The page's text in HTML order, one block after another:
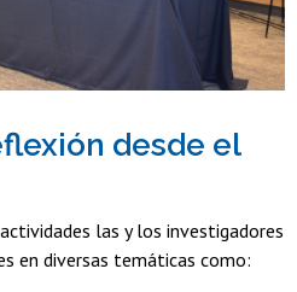
desde el
las y los investigadores
en diversas temáticas como: